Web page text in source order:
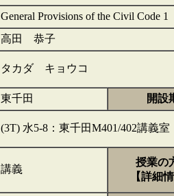
General Provisions of the Civil Code 1
高田 恭子
タカダ キョウコ
東千田
開設
(3T) 水5-8：東千田M401/402講義室
講義
授業の
【詳細